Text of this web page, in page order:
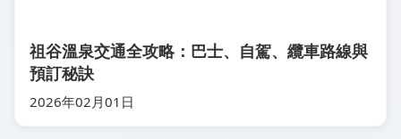
祖谷溫泉交通全攻略：巴士、自駕、纜車路線與
預訂秘訣
2026年02月01日